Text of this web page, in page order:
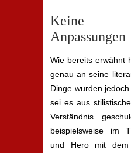
Keine
Anpassungen
Wie bereits erwähnt
genau an seine
Dinge wurden
sei es aus
Verständnis
beispielsweise im
und Hero mit dem